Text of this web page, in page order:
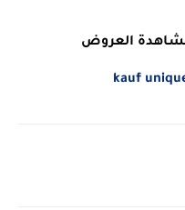
kauf